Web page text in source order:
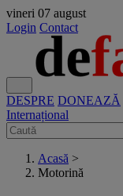
vineri 07 august
Login Contact
DESPRE DONEAZĂ
Internațional
Acasă >
Motorină